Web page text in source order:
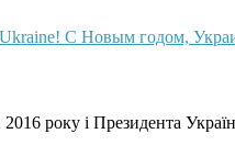
2016 року і Президента